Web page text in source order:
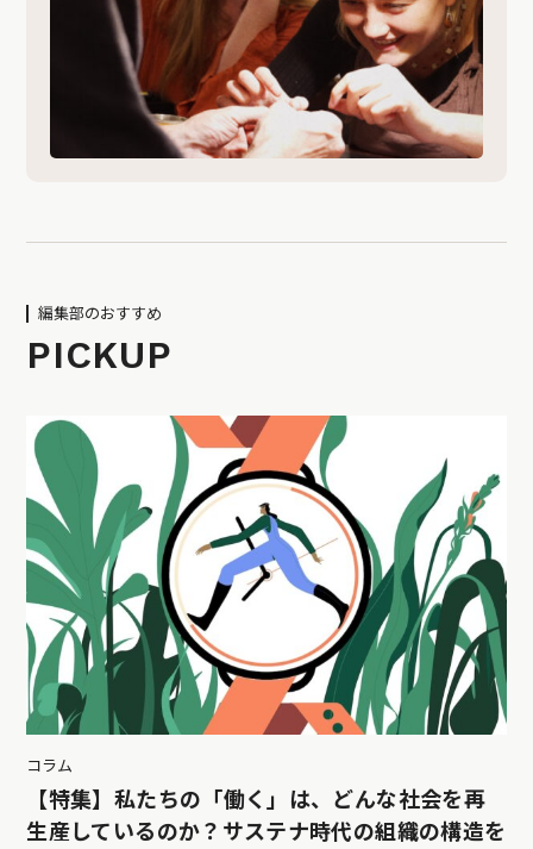
編集部のおすすめ
PICKUP
コラム
【特集】私たちの「働く」は、どんな社会を再
生産しているのか？サステナ時代の組織の構造を